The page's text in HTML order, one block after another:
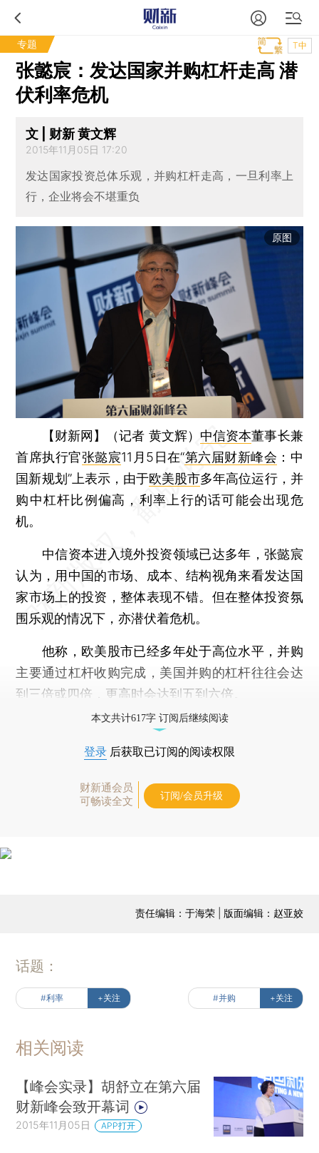
专题 T中
张懿宸：发达国家并购杠杆走高 潜
伏利率危机
文 | 财新 黄文辉
2015年11月05日 17:20
发达国家投资总体乐观，并购杠杆走高，一旦利率上
行，企业将会不堪重负
原图
【财新网】（记者 黄文辉） 中信资本董事长兼
首席执行官张懿宸11月5日在“第六届财新峰会 ：中
国新规划”上表示，由于欧美股市多年高位运行，并
购中杠杆比例偏高，利率上行的话可能会出现危
机。
中信资本进入境外投资领域已达多年，张懿宸
认为，用中国的市场、成本、结构视角来看发达国
家市场上的投资，整体表现不错。但在整体投资氛
围乐观的情况下，亦潜伏着危机。
他称，欧美股市已经多年处于高位水平，并购
主要通过杠杆收购完成，美国并购的杠杆往往会达
到三倍或四倍，更高时会达到五到六倍。
本文共计617字 订阅后继续阅读
登录 后获取已订阅的阅读权限
财新通会员
可畅读全文
订阅/会员升级
责任编辑：于海荣 | 版面编辑：赵亚姣
话题：
#利率 +关注 #并购 +关注
相关阅读
【峰会实录】胡舒立在第六届
财新峰会致开幕词
2015年11月05日 APP打开